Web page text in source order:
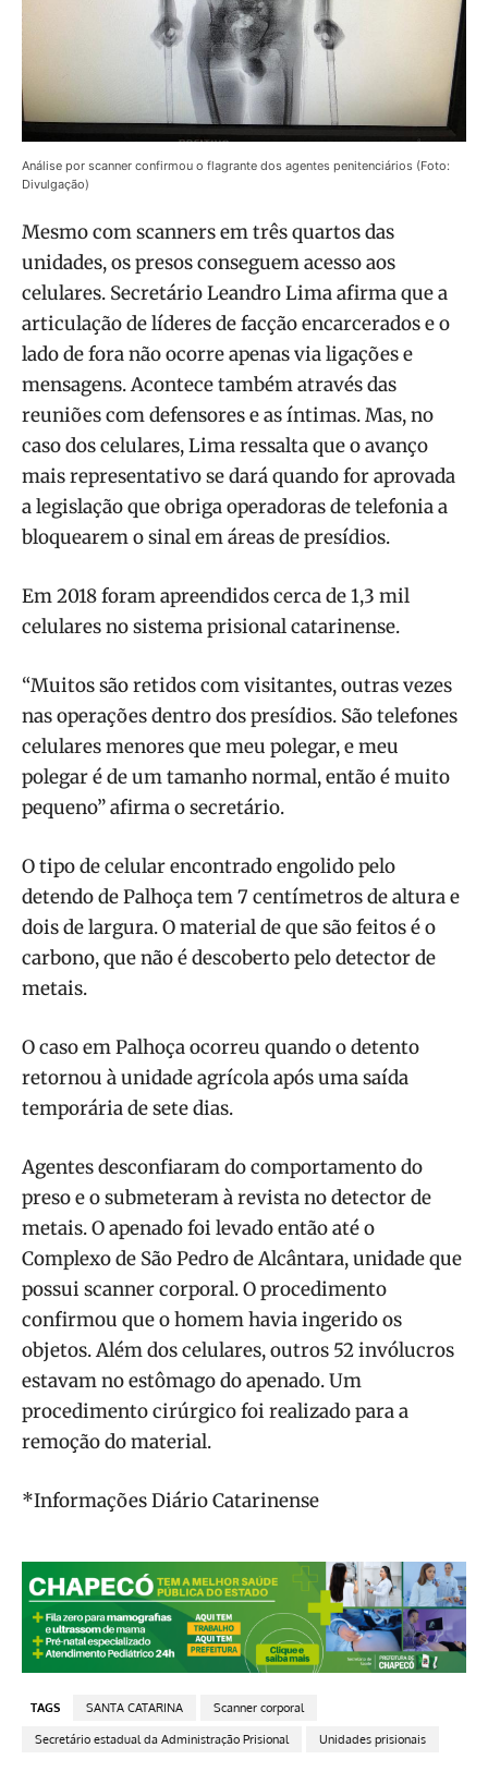
Análise por scanner confirmou o flagrante dos agentes penitenciários (Foto:
Divulgação)
Mesmo com scanners em três quartos das
unidades, os presos conseguem acesso aos
celulares. Secretário Leandro Lima afirma que a
articulação de líderes de facção encarcerados e o
lado de fora não ocorre apenas via ligações e
mensagens. Acontece também através das
reuniões com defensores e as íntimas. Mas, no
caso dos celulares, Lima ressalta que o avanço
mais representativo se dará quando for aprovada
a legislação que obriga operadoras de telefonia a
bloquearem o sinal em áreas de presídios.
Em 2018 foram apreendidos cerca de 1,3 mil
celulares no sistema prisional catarinense.
“Muitos são retidos com visitantes, outras vezes
nas operações dentro dos presídios. São telefones
celulares menores que meu polegar, e meu
polegar é de um tamanho normal, então é muito
pequeno” afirma o secretário.
O tipo de celular encontrado engolido pelo
detendo de Palhoça tem 7 centímetros de altura e
dois de largura. O material de que são feitos é o
carbono, que não é descoberto pelo detector de
metais.
O caso em Palhoça ocorreu quando o detento
retornou à unidade agrícola após uma saída
temporária de sete dias.
Agentes desconfiaram do comportamento do
preso e o submeteram à revista no detector de
metais. O apenado foi levado então até o
Complexo de São Pedro de Alcântara, unidade que
possui scanner corporal. O procedimento
confirmou que o homem havia ingerido os
objetos. Além dos celulares, outros 52 invólucros
estavam no estômago do apenado. Um
procedimento cirúrgico foi realizado para a
remoção do material.
*Informações Diário Catarinense
TAGS SANTA CATARINA Scanner corporal
Secretário estadual da Administração Prisional Unidades prisionais